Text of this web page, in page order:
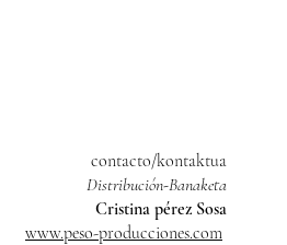
contacto/kontaktua
Distribución-Banaketa
Cristina pérez Sosa
www.peso-producciones.com